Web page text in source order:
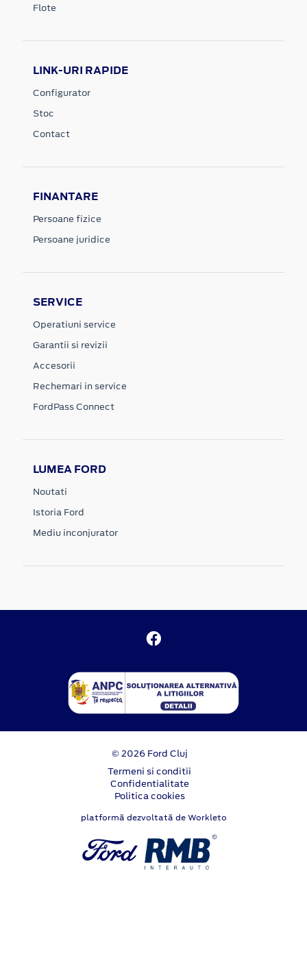
Flote
LINK-URI RAPIDE
Configurator
Stoc
Contact
FINANTARE
Persoane fizice
Persoane juridice
SERVICE
Operatiuni service
Garantii si revizii
Accesorii
Rechemari in service
FordPass Connect
LUMEA FORD
Noutati
Istoria Ford
Mediu inconjurator
© 2026 Ford Cluj
Termeni si conditii
Confidentialitate
Politica cookies
platformă dezvoltată de Workleto